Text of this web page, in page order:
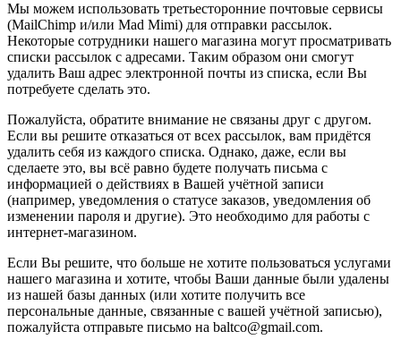
Мы можем использовать третьесторонние почтовые сервисы
(MailChimp и/или Mad Mimi) для отправки рассылок.
Некоторые сотрудники нашего магазина могут просматривать
списки рассылок с адресами. Таким образом они смогут
удалить Ваш адрес электронной почты из списка, если Вы
потребуете сделать это.
Пожалуйста, обратите внимание не связаны друг с другом.
Если вы решите отказаться от всех рассылок, вам придётся
удалить себя из каждого списка. Однако, даже, если вы
сделаете это, вы всё равно будете получать письма с
информацией о действиях в Вашей учётной записи
(например, уведомления о статусе заказов, уведомления об
изменении пароля и другие). Это необходимо для работы с
интернет-магазином.
Если Вы решите, что больше не хотите пользоваться услугами
нашего магазина и хотите, чтобы Ваши данные были удалены
из нашей базы данных (или хотите получить все
персональные данные, связанные с вашей учётной записью),
пожалуйста отправьте письмо на baltco@gmail.com.